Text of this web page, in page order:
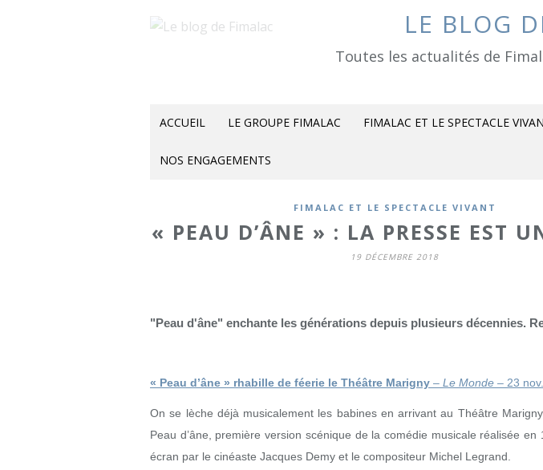
LE BLOG
Toutes les actualités de
ACCUEIL LE GROUPE FIMALAC FIMALAC ET LE SPECTACLE
NOS ENGAGEMENTS
FIMALAC ET LE SPECTACLE VIVANT
« PEAU D’ÂNE » : LA PRESSE EST
19 DÉCEMBRE 2018
"Peau d'âne" enchante les générations depuis plusieurs décennies.
« Peau d’âne » rhabille de féerie le Théâtre Marigny – Le Monde – 23
On se lèche déjà musicalement les babines en arrivant au Théâtre
Peau d’âne, première version scénique de la comédie musicale réalisée en
écran par le cinéaste Jacques Demy et le compositeur Michel Legrand.